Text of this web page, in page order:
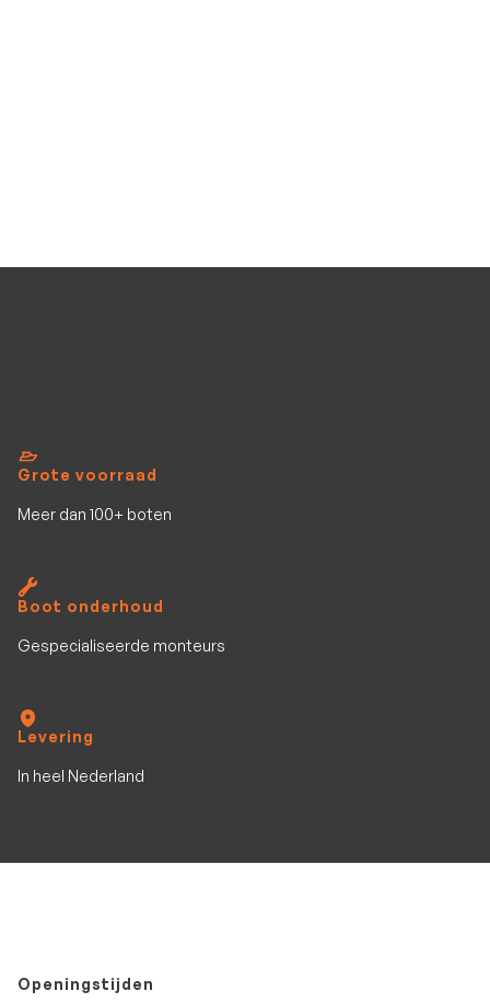
Grote voorraad
Meer dan 100+ boten
Boot onderhoud
Gespecialiseerde monteurs
Levering
In heel Nederland
Openingstijden